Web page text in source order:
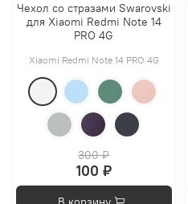
Чехол со стразами Swarovski
для Xiaomi Redmi Note 14
PRO 4G
Xiaomi Redmi Note 14 PRO 4G
300 ₽
100 ₽